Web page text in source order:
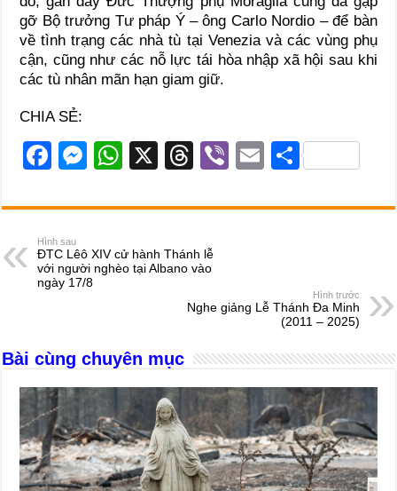
gỡ Bộ trưởng Tư pháp Ý – ông Carlo Nordio – để bàn
về tình trạng các nhà tù tại Venezia và các vùng phụ
cận, cũng như các nỗ lực tái hòa nhập xã hội sau khi
các tù nhân mãn hạn giam giữ.
CHIA SẺ:
F
c
e
b
o
k
M
ss
n
g
W
at
A
X
T
e
a
d
s
Vi
er
E
ail
S
ar
Hình sau
ĐTC Lêô XIV cử hành Thánh lễ
với người nghèo tại Albano vào
ngày 17/8
Hình trước
Nghe giảng Lễ Thánh Đa Minh
(2011 – 2025)
Bài cùng chuyên mục